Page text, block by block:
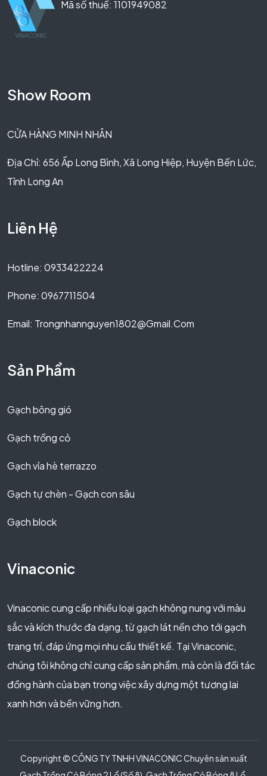
Mã số thuế: 1101949082
Show Room
CỬA HÀNG MINH NHÂN
Địa Chỉ: 656 Ấp Long Bình, Xã Long Hiệp, Huyện Bến Lức,
Tỉnh Long An
Liên Hệ
Hotline: 0933422224
Phone: 0967711504
Email: Trongnhannguyen1802@gmail.com
Sản Phẩm
Gạch bông gió
Gạch trồng cỏ
Gạch vỉa hè terrazzo
Gạch tự chèn - Gạch con sâu
Gạch block
Vinaconic
Vinaconic cung cấp nhiều loại gạch không nung với màu
sắc và kích thước đa dạng, từ gạch lát nền cho tới gạch
trang trí, đáp ứng mọi nhu cầu thiết kế. Tại Vinaconic,
chúng tôi không chỉ cung cấp sản phẩm, mà còn là đối tác
đồng hành của bạn trong việc xây dựng một tương lai
xanh hơn và bền vững hơn.
Copyright © CÔNG TY TNHH VINACONIC Chuyên sản xuất